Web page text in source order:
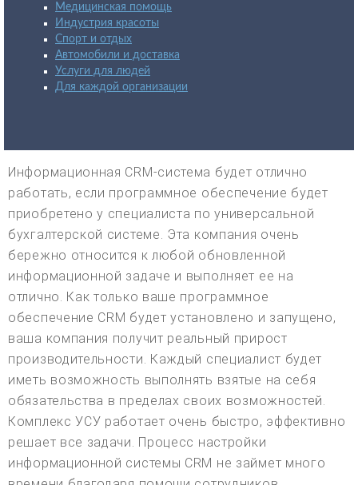
Медицинская помощь
Индустрия красоты
Спорт и отдых
Автомобили и доставка
Услуги для людей
Для каждой организации
Информационная CRM-система будет отлично
работать, если программное обеспечение будет
приобретено у специалиста по универсальной
бухгалтерской системе. Эта компания очень
бережно относится к любой обновленной
информационной задаче и выполняет ее на
отлично. Как только ваше программное
обеспечение CRM будет установлено и запущено,
ваша компания получит реальный прирост
производительности. Каждый специалист будет
иметь возможность выполнять взятые на себя
обязательства в пределах своих возможностей.
Комплекс УСУ работает очень быстро, эффективно
решает все задачи. Процесс настройки
информационной системы CRM не займет много